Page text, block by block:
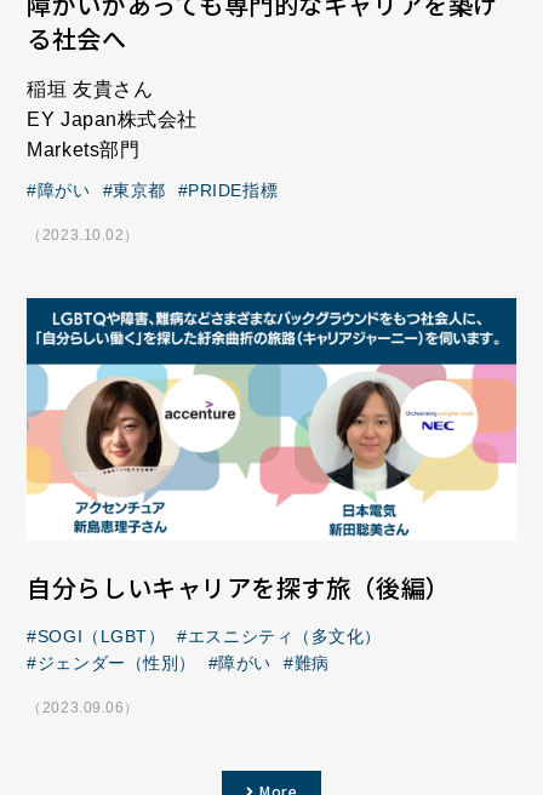
る社会へ
稲垣 友貴さん
EY Japan株式会社
Markets部門
障がい 東京都 PRIDE指標
（2023.10.02）
自分らしいキャリアを探す旅（後編）
SOGI（LGBT）
エスニシティ（多文化）
ジェンダー（性別）
障がい 難病
（2023.09.06）